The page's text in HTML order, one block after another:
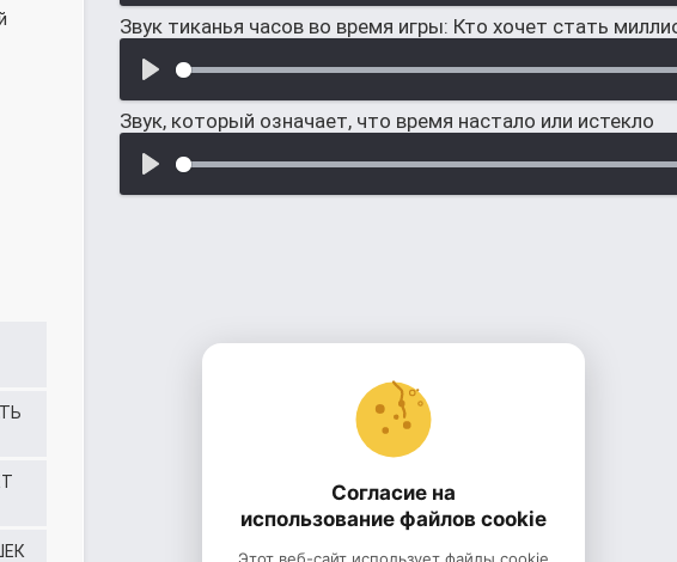
Звук тиканья часов во время игры: Кто хочет стать
Звук, который означает, что время настало или истекло
Согласие на
использование файлов cookie